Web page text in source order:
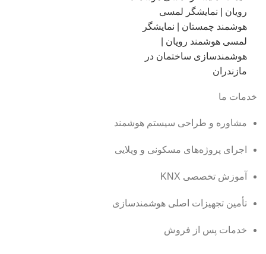
خدمات ما
مشاوره و طراحی سیستم هوشمند
اجرای پروژه‌های مسکونی و ویلایی
آموزش تخصصی KNX
تأمین تجهیزات اصلی هوشمندسازی
خدمات پس از فروش